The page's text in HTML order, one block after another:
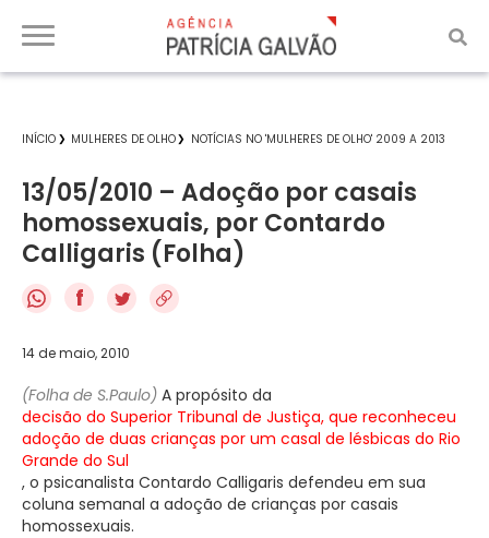
INÍCIO MULHERES DE OLHO NOTÍCIAS NO 'MULHERES DE OLHO' 2009 A 2013
13/05/2010 – Adoção por casais
homossexuais, por Contardo
Calligaris (Folha)
f
14 de maio, 2010
(Folha de S.Paulo) A propósito da
decisão do Superior Tribunal de Justiça, que reconheceu
adoção de duas crianças por um casal de lésbicas do Rio
Grande do Sul
, o psicanalista Contardo Calligaris defendeu em sua
coluna semanal a adoção de crianças por casais
homossexuais.